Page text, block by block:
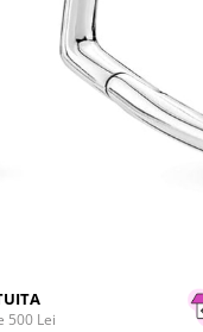
500 Lei